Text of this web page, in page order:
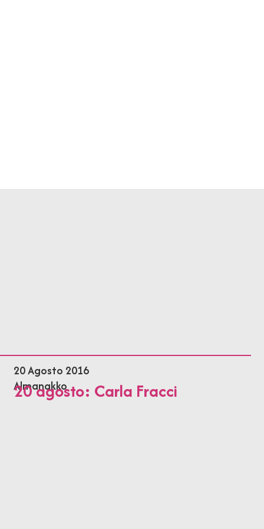
20 Agosto 2016
Almanakko
20 agosto: Carla Fracci